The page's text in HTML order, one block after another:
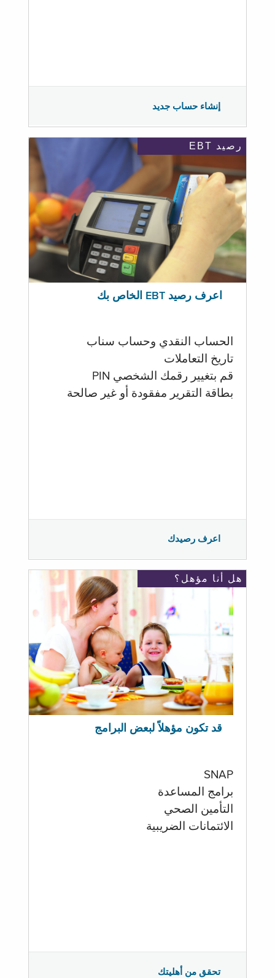
إنشاء حساب جديد
رصيد EBT
اعرف رصيد EBT الخاص بك
الحساب النقدي وحساب سناب
تاريخ التعاملات
قم بتغيير رقمك الشخصي PIN
بطاقة التقرير مفقودة أو غير صالحة
اعرف رصيدك
هل أنا مؤهل؟
قد تكون مؤهلاً لبعض البرامج
SNAP
برامج المساعدة
التأمين الصحي
الائتمانات الضريبية
تحقق من أهليتك